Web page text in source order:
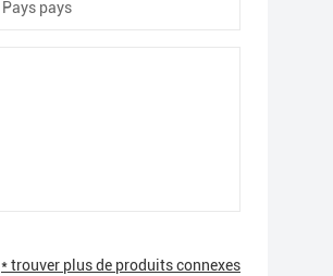
* trouver plus de produits connexes